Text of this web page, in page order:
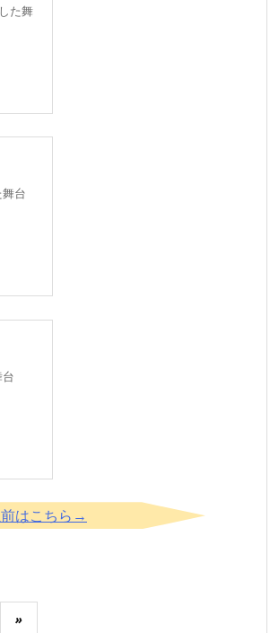
た舞
台
はこちら→
»